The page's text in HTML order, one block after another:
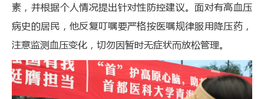
素，并根据个人情况提出针对性防控建议。面对有高血压
病史的居民，他反复叮嘱要严格按医嘱规律服用降压药，
注意监测血压变化，切勿因暂时无症状而放松管理。